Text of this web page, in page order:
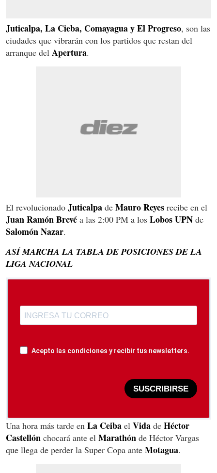
Juticalpa, La Cieba, Comayagua y El Progreso, son las
ciudades que vibrarán con los partidos que restan del
arranque del Apertura.
El revolucionado Juticalpa de Mauro Reyes recibe en el
Juan Ramón Brevé a las 2:00 PM a los Lobos UPN de
Salomón Nazar.
ASÍ MARCHA LA TABLA DE POSICIONES DE LA
LIGA NACIONAL
Acepto las condiciones y recibir tus newsletters.
SUSCRIBIRSE
Una hora más tarde en La Ceiba el Vida de Héctor
Castellón chocará ante el Marathón de Héctor Vargas
que llega de perder la Super Copa ante Motagua.